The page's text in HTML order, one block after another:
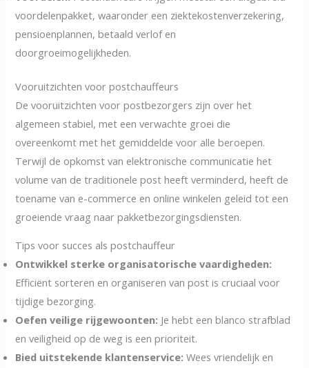
voordelenpakket, waaronder een ziektekostenverzekering,
pensioenplannen, betaald verlof en
doorgroeimogelijkheden.
Vooruitzichten voor postchauffeurs
De vooruitzichten voor postbezorgers zijn over het
algemeen stabiel, met een verwachte groei die
overeenkomt met het gemiddelde voor alle beroepen.
Terwijl de opkomst van elektronische communicatie het
volume van de traditionele post heeft verminderd, heeft de
toename van e-commerce en online winkelen geleid tot een
groeiende vraag naar pakketbezorgingsdiensten.
Tips voor succes als postchauffeur
Ontwikkel sterke organisatorische vaardigheden:
Efficiënt sorteren en organiseren van post is cruciaal voor
tijdige bezorging.
Oefen veilige rijgewoonten: Je hebt een blanco strafblad
en veiligheid op de weg is een prioriteit.
Bied uitstekende klantenservice: Wees vriendelijk en